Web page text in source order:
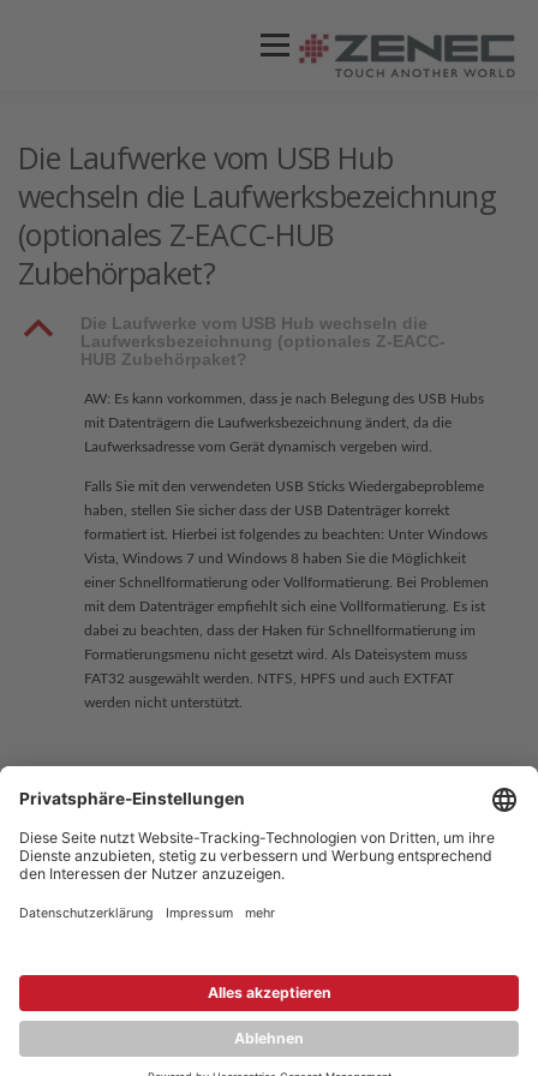
Menü
STORES / HÄNDLER SUPPORT
Die Laufwerke vom USB Hub
wechseln die Laufwerksbezeichnung
(optionales Z-EACC-HUB
Zubehörpaket?
B
Die Laufwerke vom USB Hub wechseln die
Laufwerksbezeichnung (optionales Z-EACC-
HUB Zubehörpaket?
AW: Es kann vorkommen, dass je nach Belegung des USB Hubs
mit Datenträgern die Laufwerksbezeichnung ändert, da die
Laufwerksadresse vom Gerät dynamisch vergeben wird.
Falls Sie mit den verwendeten USB Sticks Wiedergabeprobleme
haben, stellen Sie sicher dass der USB Datenträger korrekt
formatiert ist. Hierbei ist folgendes zu beachten: Unter Windows
Vista, Windows 7 und Windows 8 haben Sie die Möglichkeit
einer Schnellformatierung oder Vollformatierung. Bei Problemen
mit dem Datenträger empfiehlt sich eine Vollformatierung. Es ist
dabei zu beachten, dass der Haken für Schnellformatierung im
Formatierungsmenu nicht gesetzt wird. Als Dateisystem muss
FAT32 ausgewählt werden. NTFS, HPFS und auch EXTFAT
werden nicht unterstützt.
Copyright © 2026 ZENEC
Impressum,
YouTube,
Facebook
Dokumente zur Produktkonformität
Documents